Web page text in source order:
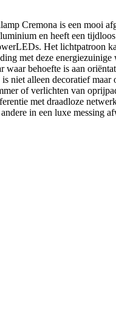
Cremona is een mooi
en heeft een
Het lichtpatroon
met deze
behoefte is aan
niet alleen decoratief
of verlichten van
met draadloze
in een luxe messing